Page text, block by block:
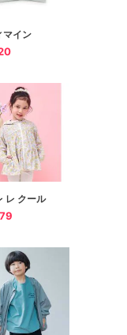
マイン
レ クール